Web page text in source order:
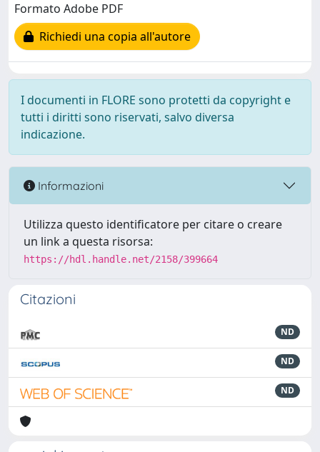
Formato Adobe PDF
Richiedi una copia all'autore
I documenti in FLORE sono protetti da copyright e
tutti i diritti sono riservati, salvo diversa
indicazione.
Informazioni
Utilizza questo identificatore per citare o creare
un link a questa risorsa:
https://hdl.handle.net/2158/399664
Citazioni
ND
ND
ND